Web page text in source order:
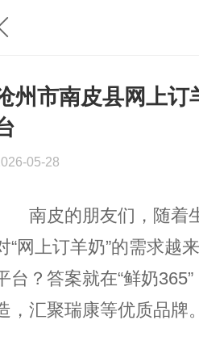
州市南皮县网上订
05-28
皮的朋友们，随着生
“网上订羊奶”的需求越
台？答案就在“鲜奶
，汇聚瑞康等优质品牌。